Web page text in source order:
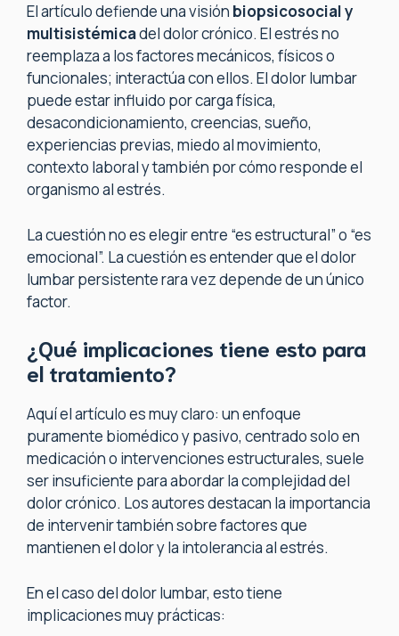
El artículo defiende una visión biopsicosocial y
multisistémicadel dolor crónico. El estrés no
reemplaza a los factores mecánicos, físicos o
funcionales; interactúa con ellos. El dolor lumbar
puede estar influido por carga física,
desacondicionamiento, creencias, sueño,
experiencias previas, miedo al movimiento,
contexto laboral y también por cómo responde el
organismo al estrés.
La cuestión no es elegir entre “es estructural” o “es
emocional”. La cuestión es entender que el dolor
lumbar persistente rara vez depende de un único
factor.
¿Qué implicaciones tiene esto para
el tratamiento?
Aquí el artículo es muy claro: un enfoque
puramente biomédico y pasivo, centrado solo en
medicación o intervenciones estructurales, suele
ser insuficiente para abordar la complejidad del
dolor crónico. Los autores destacan la importancia
de intervenir también sobre factores que
mantienen el dolor y la intolerancia al estrés.
En el caso del dolor lumbar, esto tiene
implicaciones muy prácticas: